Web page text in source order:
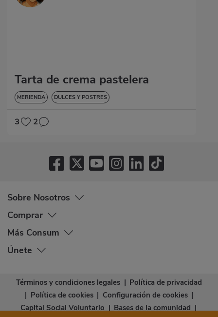
Tarta de crema pastelera
MERIENDA DULCES Y POSTRES
3 2
Sobre Nosotros
Comprar
Más Consum
Únete
Términos y condiciones legales | Política de privacidad
| Política de cookies | Configuración de cookies |
Capital Social Voluntario | Bases de la comunidad |